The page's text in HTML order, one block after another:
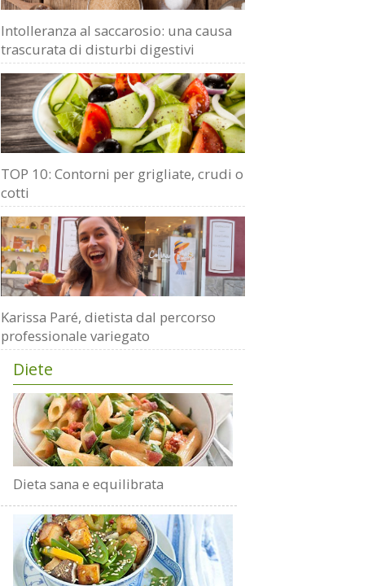
Intolleranza al saccarosio: una causa
trascurata di disturbi digestivi
TOP 10: Contorni per grigliate, crudi o
cotti
Karissa Paré, dietista dal percorso
professionale variegato
Diete
Dieta sana e equilibrata